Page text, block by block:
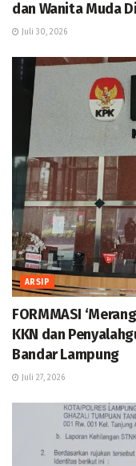
dan Wanita Muda
Juli 30, 2026
ARSIP
FORMMASI
KKN dan
Bandar Lampung
Juli 27, 2026